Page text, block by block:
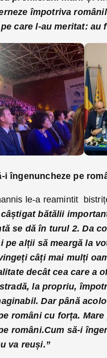
împotriva
care l-au meritat: au
i îngenuncheze pe
le-a reamintit
câștigat bătălii
se dă în turul 2. Da
pe alții să meargă la
câți mai mulți
decât cea care a
la propriu,
Dar până
români cu forța.
români.Cum să-i
va reuși.”